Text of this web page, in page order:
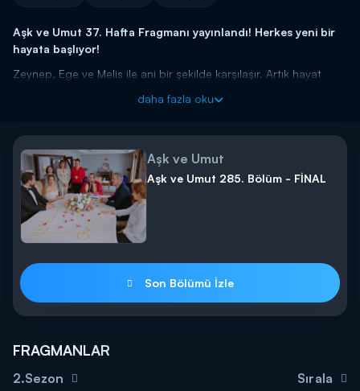
Aşk ve Umut 37. Hafta Fragmanı yayınlandı! Herkes yeni bir
hayata başlıyor!
Zeynep, Ege ve Melis ile ani bir şekilde karşılaşır. Artık hayat
Aşk ve Umut yeni bölümleriyle hafta içi her gün saat 16.00'da
Kanal D'de!
daha fazla oku
Aşk ve Umut
Aşk ve Umut 285. Bölüm - FİNAL
Son Bölümü İzle
FRAGMANLAR
2.Sezon Sırala